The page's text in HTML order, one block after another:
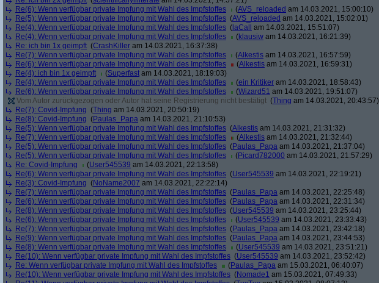
Re(6): Wenn verfügbar private Impfung mit Wahl des Impfstoffes
(AVS_reloaded am 14.03.2021, 15:00:10)
Re(5): Wenn verfügbar private Impfung mit Wahl des Impfstoffes (AVS_reloaded am 14.03.2021, 15:02:01)
Re(4): Wenn verfügbar private Impfung mit Wahl des Impfstoffes ( laCall
am 14.03.2021, 15:51:07)
Re(4): Wenn verfügbar private Impfung mit Wahl des Impfstoffes
(klausiw am 14.03.2021, 16:21:39)
Re: ich bin 1x geimpft (CrashKiller am 14.03.2021, 16:37:38)
Re(7): Wenn verfügbar private Impfung mit Wahl des Impfstoffes
(Alkestis am 14.03.2021, 16:57:59)
Re(6): Wenn verfügbar private Impfung mit Wahl des Impfstoffes
(Alkestis am 14.03.2021, 16:59:31)
Re(4): ich bin 1x geimpft
(Superfast am 14.03.2021, 18:19:03)
Re(4): Wenn verfügbar private Impfung mit Wahl des Impfstoffes
(ein Kritiker am 14.03.2021, 18:58:43)
Re(6): Wenn verfügbar private Impfung mit Wahl des Impfstoffes
(Wizard51 am 14.03.2021, 19:51:07)
Vom Autor zurückgezogen oder Autor hat seine Registrierung nicht bestätigt (Thing am 14.03.2021, 20:43:57)
Re(7): Covid-Impfung (Thing am 14.03.2021, 20:50:19)
Re(8): Covid-Impfung (Paulas_Papa am 14.03.2021, 21:10:53)
Re(5): Wenn verfügbar private Impfung mit Wahl des Impfstoffes (Alkestis am 14.03.2021, 21:31:32)
Re(7): Wenn verfügbar private Impfung mit Wahl des Impfstoffes
(Alkestis am 14.03.2021, 21:32:44)
Re(5): Wenn verfügbar private Impfung mit Wahl des Impfstoffes (Paulas_Papa am 14.03.2021, 21:37:04)
Re(5): Wenn verfügbar private Impfung mit Wahl des Impfstoffes
(Picard782000 am 14.03.2021, 21:57:29)
Re: Covid-Impfung
(User545539 am 14.03.2021, 22:13:58)
Re(6): Wenn verfügbar private Impfung mit Wahl des Impfstoffes (User545539 am 14.03.2021, 22:19:21)
Re(3): Covid-Impfung (NoName2007 am 14.03.2021, 22:22:14)
Re(7): Wenn verfügbar private Impfung mit Wahl des Impfstoffes (Paulas_Papa am 14.03.2021, 22:25:48)
Re(6): Wenn verfügbar private Impfung mit Wahl des Impfstoffes (Paulas_Papa am 14.03.2021, 22:31:34)
Re(8): Wenn verfügbar private Impfung mit Wahl des Impfstoffes (User545539 am 14.03.2021, 23:25:44)
Re(6): Wenn verfügbar private Impfung mit Wahl des Impfstoffes
(User545539 am 14.03.2021, 23:33:43)
Re(7): Wenn verfügbar private Impfung mit Wahl des Impfstoffes (Paulas_Papa am 14.03.2021, 23:42:18)
Re(9): Wenn verfügbar private Impfung mit Wahl des Impfstoffes (Paulas_Papa am 14.03.2021, 23:44:53)
Re(8): Wenn verfügbar private Impfung mit Wahl des Impfstoffes
(User545539 am 14.03.2021, 23:51:21)
Re(10): Wenn verfügbar private Impfung mit Wahl des Impfstoffes (User545539 am 14.03.2021, 23:52:42)
Re: Wenn verfügbar private Impfung mit Wahl des Impfstoffes
(Paulas_Papa am 15.03.2021, 06:40:07)
Re(10): Wenn verfügbar private Impfung mit Wahl des Impfstoffes (Nomade1 am 15.03.2021, 07:49:33)